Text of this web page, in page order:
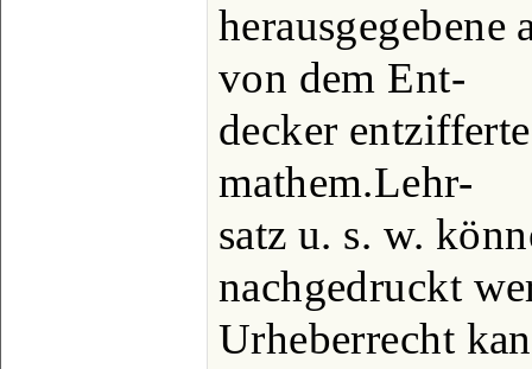
herausgegebene
von dem Ent-
decker
mathem.Lehr-
satz u. s. w.
nachgedruckt
Urheberrecht